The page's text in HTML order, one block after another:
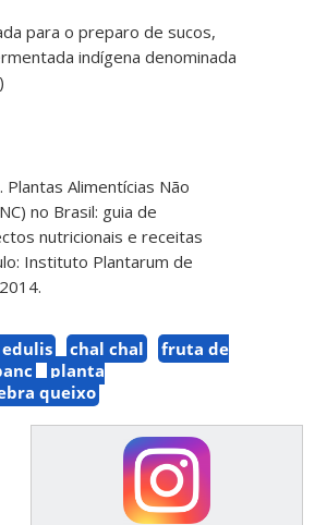
para o preparo de sucos,
indígena denominada
)
Plantas Alimentícias Não
no Brasil: guia de
nutricionais e receitas
Instituto Plantarum de
chal chal
fruta de
planta
queixo